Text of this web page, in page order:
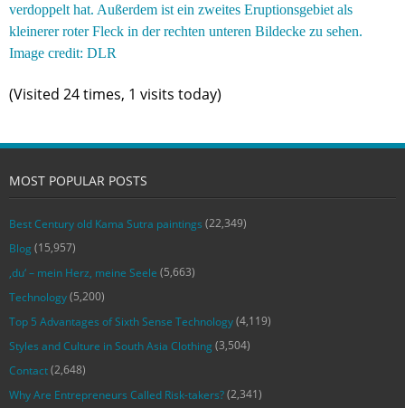
verdoppelt hat. Außerdem ist ein zweites Eruptionsgebiet als
kleinerer roter Fleck in der rechten unteren Bildecke zu sehen.
Image credit: DLR
(Visited 24 times, 1 visits today)
MOST POPULAR POSTS
Best Century old Kama Sutra paintings (22,349)
Blog (15,957)
‚du‘ – mein Herz, meine Seele (5,663)
Technology(5,200)
Top 5 Advantages of Sixth Sense Technology(4,119)
Styles and Culture in South Asia Clothing (3,504)
Contact(2,648)
Why Are Entrepreneurs Called Risk-takers?(2,341)